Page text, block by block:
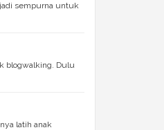
sempurna untuk
blogwalking. Dulu
latih anak